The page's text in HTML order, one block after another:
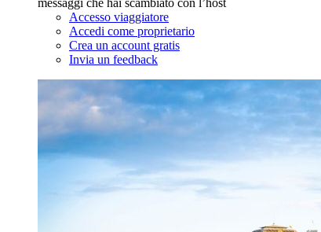
Accesso viaggiatore
Accedi come proprietario
Crea un account gratis
Invia un feedback